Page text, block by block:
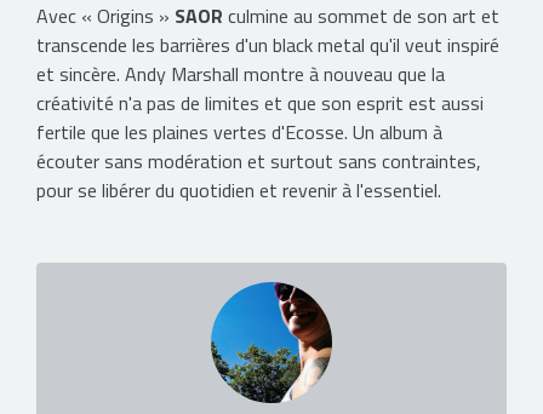
Avec « Origins » SAOR culmine au sommet de son art et
transcende les barrières d'un black metal qu'il veut inspiré
et sincère. Andy Marshall montre à nouveau que la
créativité n'a pas de limites et que son esprit est aussi
fertile que les plaines vertes d'Ecosse. Un album à
écouter sans modération et surtout sans contraintes,
pour se libérer du quotidien et revenir à l'essentiel.